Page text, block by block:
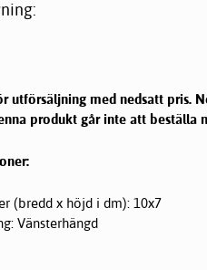
utförsäljning med nedsatt pris.
produkt går inte att beställa
(bredd x höjd i dm): 10x7
Vänsterhängd